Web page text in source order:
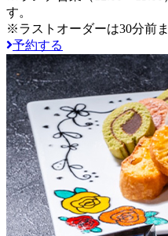
す。
※ラストオーダーは30分前ま
予約する